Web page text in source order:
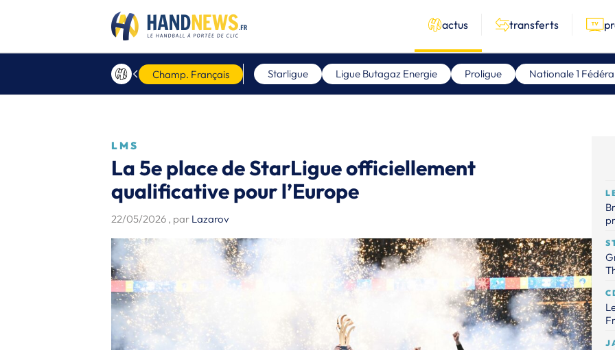
actus transferts
Champ. Français Starligue Ligue Butagaz Energie Proligue Nationale 1
LMS
La 5e place de StarLigue officiellement
qualificative pour l’Europe
22/05/2026 , par Lazarov